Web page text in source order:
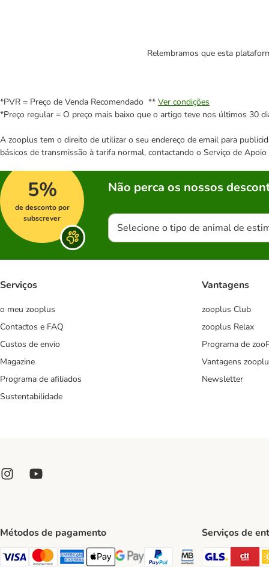
Relembramos que esta
*PVR = Preço de Venda Recomendado ** Ver condições
*Preço regular = O preço mais baixo que o artigo teve nos últimos 30
A zooplus tem o direito de utilizar o seu endereço de email para
básicos de transmissão à tarifa normal, contactando o Serviço de
5%
de desconto por
subscrever
Não perca os nossos
Selecione o tipo de animal de
Serviços
o meu zooplus
Contactos e FAQ
Custos de envio
Magazine
Programa de afiliados
Sustentabilidade
Vantagens
zooplus Club
zooplus Relax
Programa de
Vantagens
Newsletter
Métodos de pagamento
Visa Payment Method
Mastercard Payment Method
American Express Payment Method
Apple Pay Payment Method
Google Pay Payment Method
PayPal Payment Method
Multibanco Payment
Serviços de
GLS